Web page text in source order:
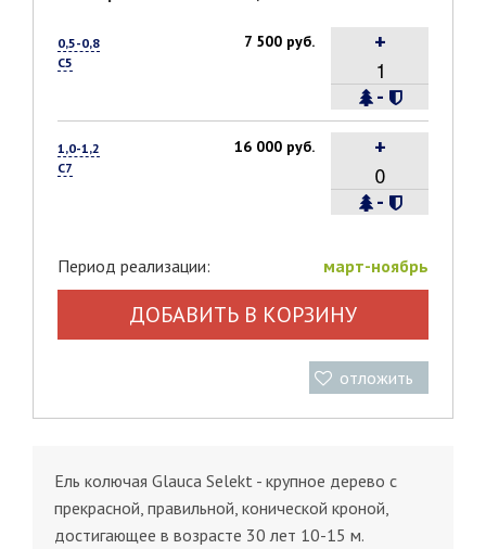
0,5-0,8
С5
7 500 руб.
-
+
1,0-1,2
С7
16 000 руб.
-
+
Период реализации: март-ноябрь
ДОБАВИТЬ В КОРЗИНУ
отложить
Ель колючая Glauca Selekt - крупное дерево с
прекрасной, правильной, конической кроной,
достигающее в возрасте 30 лет 10-15 м.